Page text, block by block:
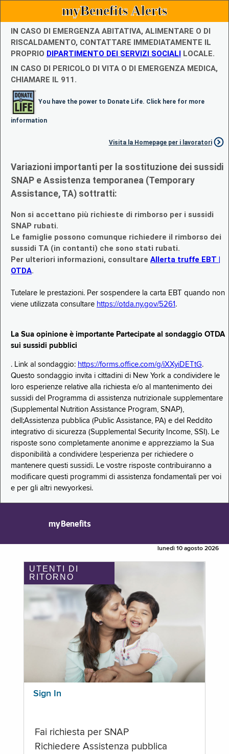
myBenefits Alerts
IN CASO DI EMERGENZA ABITATIVA, ALIMENTARE O DI
RISCALDAMENTO, CONTATTARE IMMEDIATAMENTE IL
PROPRIO DIPARTIMENTO DEI SERVIZI SOCIALI LOCALE.
IN CASO DI PERICOLO DI VITA O DI EMERGENZA MEDICA,
CHIAMARE IL 911.
You have the power to Donate Life. Click here for more
information
Visita la Homepage per i lavoratori
Variazioni importanti per la sostituzione dei sussidi
SNAP e Assistenza temporanea (Temporary
Assistance, TA) sottratti:
Non si accettano più richieste di rimborso per i sussidi
SNAP rubati.
Le famiglie possono comunque richiedere il rimborso dei
sussidi TA (in contanti) che sono stati rubati.
Per ulteriori informazioni, consultare Allerta truffe EBT |
OTDA.
Tutelare le prestazioni. Per sospendere la carta EBT quando non
viene utilizzata consultare https://otda.ny.gov/5261 .
La Sua opinione è importante Partecipate al sondaggio OTDA
sui sussidi pubblici
. Link al sondaggio: https://forms.office.com/g/iXXyiDETtG.
Questo sondaggio invita i cittadini di New York a condividere le
loro esperienze relative alla richiesta e/o al mantenimento dei
sussidi del Programma di assistenza nutrizionale supplementare
(Supplemental Nutrition Assistance Program, SNAP),
dell;Assistenza pubblica (Public Assistance, PA) e del Reddito
integrativo di sicurezza (Supplemental Security Income, SSI). Le
risposte sono completamente anonime e apprezziamo la Sua
disponibilità a condividere l;esperienza per richiedere o
mantenere questi sussidi. Le vostre risposte contribuiranno a
modificare questi programmi di assistenza fondamentali per voi
e per gli altri newyorkesi.
myBenefits
lunedì 10 agosto 2026
UTENTI DI
RITORNO
Sign In
Fai richiesta per SNAP
Richiedere Assistenza pubblica